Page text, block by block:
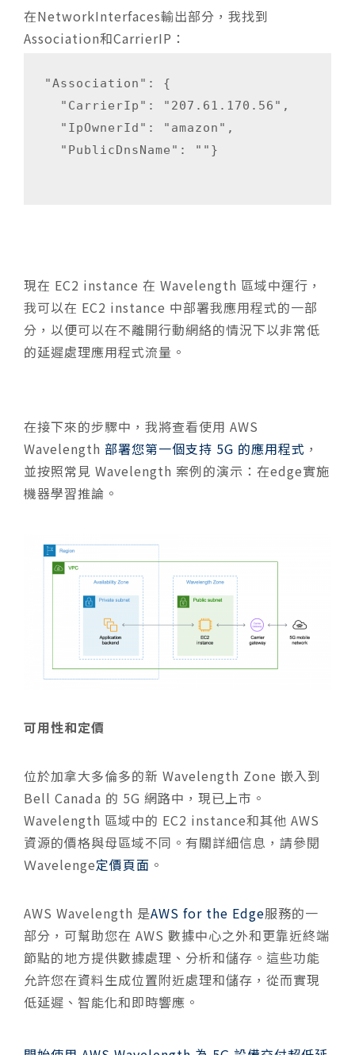
在NetworkInterfaces輸出部分，我找到
Association和CarrierIP：
"Association": {
  "CarrierIp": "207.61.170.56",
  "IpOwnerId": "amazon",
  "PublicDnsName": ""}
現在 EC2 instance 在 Wavelength 區域中運行，
我可以在 EC2 instance 中部署我應用程式的一部
分，以便可以在不離開行動網絡的情況下以非常低
的延遲處理應用程式流量。
在接下來的步驟中，我將查看使用 AWS
Wavelength 部署您第一個支持 5G 的應用程式 ，
並按照常見 Wavelength 案例的演示：在edge實施
機器學習推論。
可用性和定價
位於加拿大多倫多的新 Wavelength Zone 嵌入到
Bell Canada 的 5G 網路中，現已上市。
Wavelength 區域中的 EC2 instance和其他 AWS
資源的價格與母區域不同。有關詳細信息，請參閱
Ｗavelenge定價頁面 。
AWS Wavelength 是AWS for the Edge服務的一
部分，可幫助您在 AWS 數據中心之外和更靠近終端
節點的地方提供數據處理、分析和儲存。這些功能
允許您在資料生成位置附近處理和儲存，從而實現
低延遲、智能化和即時響應。